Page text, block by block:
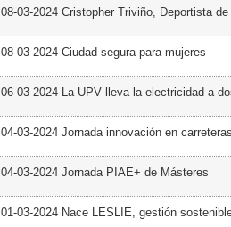
08-03-2024 Cristopher Triviño, Deportista
08-03-2024 Ciudad segura para mujeres
06-03-2024 La UPV lleva la electricidad a
04-03-2024 Jornada innovación en
04-03-2024 Jornada PIAE+ de Másteres
01-03-2024 Nace LESLIE, gestión